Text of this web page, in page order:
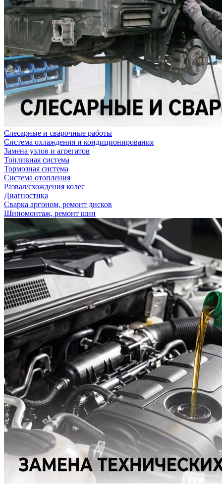
Слесарные и сварочные работы
Система охлаждения и кондиционирования
Замена узлов и агрегатов
Топливная система
Тормозная система
Система отопления
Развал/схождения колес
Диагностика
Сварка аргоном, ремонт дисков
Шиномонтаж, ремонт шин